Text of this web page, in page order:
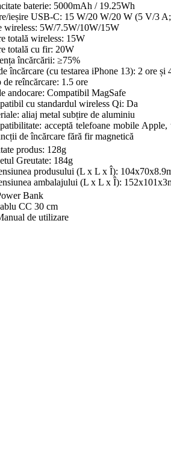
baterie: 5000mAh / 19.25Wh
ieșire USB-C: 15 W/20 W/20 W (5 V/3
wireless: 5W/7.5W/10W/15W
totală wireless: 15W
totală cu fir: 20W
încărcării: ≥75%
încărcare (cu testarea iPhone 13): 2 ore
de reîncărcare: 1.5 ore
andocare: Compatibil MagSafe
cu standardul wireless Qi: Da
aliaj metal subțire de aluminiu
acceptă telefoane mobile
de încărcare fără fir magnetică
produs: 128g
Greutate: 184g
produsului (L x L x Î):
ambalajului (L x L x Î):
Bank
CC 30 cm
de utilizare